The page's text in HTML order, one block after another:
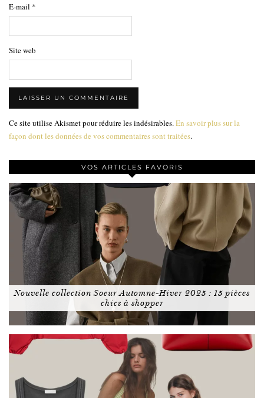
E-mail *
Site web
Ce site utilise Akismet pour réduire les indésirables. En savoir plus sur la
façon dont les données de vos commentaires sont traitées.
VOS ARTICLES FAVORIS
Nouvelle collection Soeur Automne-Hiver 2025 : 15 pièces
chics à shopper